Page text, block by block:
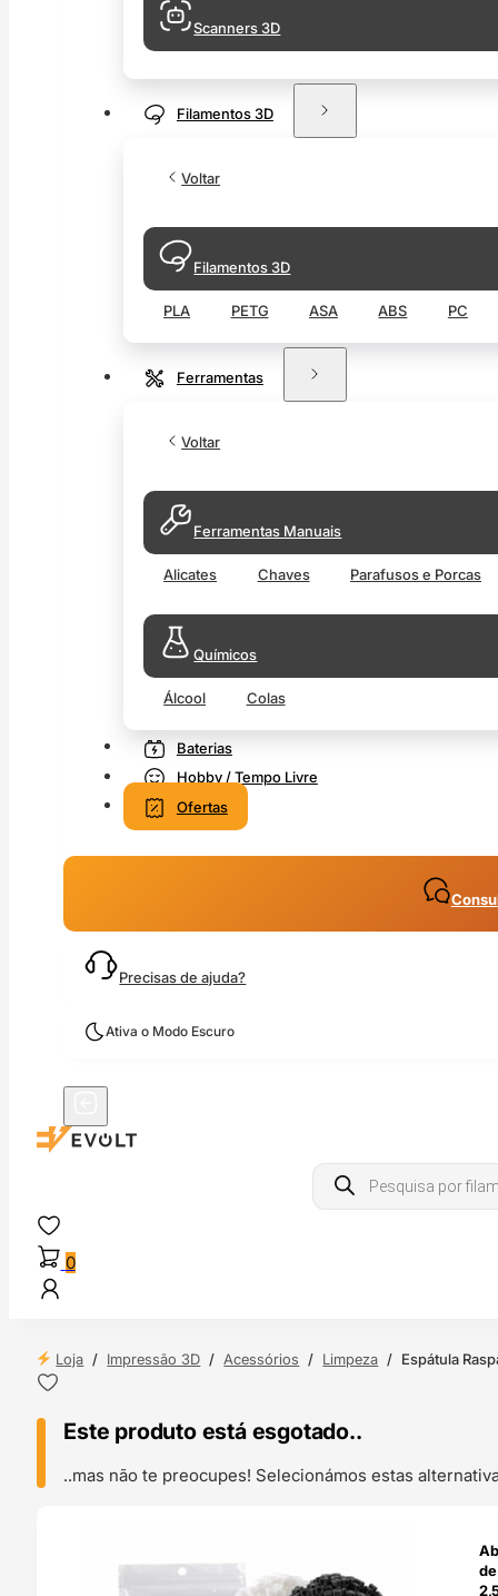
Scanners 3D
Filamentos 3D
Voltar
Filamentos 3D
PLA PETG ASA ABS PC
Ferramentas
Voltar
Ferramentas Manuais
Alicates Chaves Parafusos e Porcas
Químicos
Álcool Colas
Baterias
Hobby / Tempo Livre
Ofertas
Precisas de ajuda?
Ativa o Modo Escuro
Products
search
0
Loja / Impressão 3D / Acessórios / Limpeza / Espátula
Este produto está esgotado..
..mas não te preocupes! Selecionámos estas